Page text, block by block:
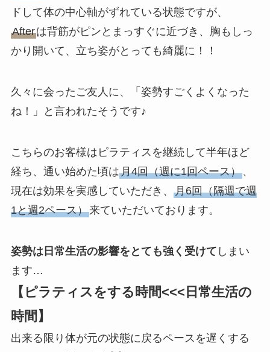
ドして体の中心軸がずれている状態ですが、
Afterは背筋がピンとまっすぐに近づき、胸もしっ
かり開いて、立ち姿がとっても綺麗に！！
久々に会ったご友人に、「姿勢すごくよくなった
ね！」と言われたそうです♪
こちらのお客様はピラティスを継続して半年ほど
経ち、通い始めた頃は月4回（週に1回ペース）、
現在は効果を実感していただき、 月6回（隔週で週
1と週2ペース）来ていただいております。
姿勢は日常生活の影響をとても強く受けて しまい
ます…
【ピラティスをする時間<<<日常生活の
時間】
出来る限り体が元の状態に戻るペースを遅くする